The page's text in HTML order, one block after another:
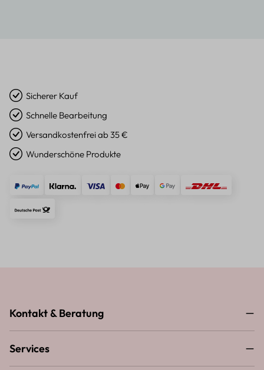
Sicherer Kauf
Schnelle Bearbeitung
Versandkostenfrei ab 35 €
Wunderschöne Produkte
Kontakt & Beratung
Services